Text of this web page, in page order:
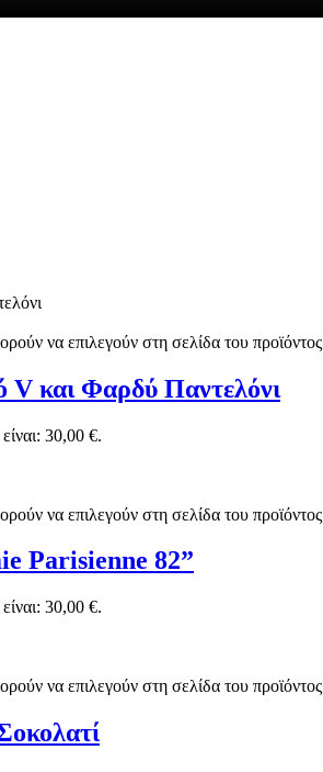
να επιλεγούν στη σελίδα του προϊόντος
V και Φαρδύ Παντελόνι
30,00 €.
να επιλεγούν στη σελίδα του προϊόντος
Parisienne 82”
30,00 €.
να επιλεγούν στη σελίδα του προϊόντος